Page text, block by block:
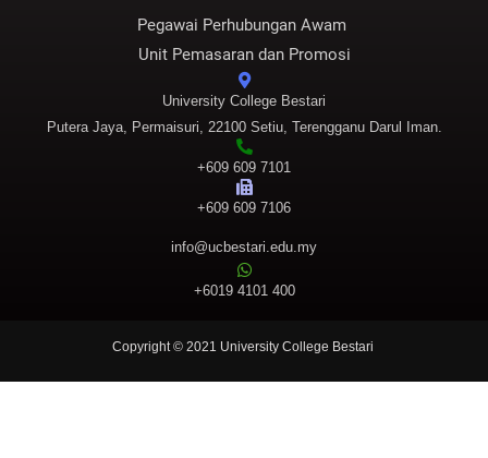
Pegawai Perhubungan Awam
Unit Pemasaran dan Promosi
University College Bestari
Putera Jaya, Permaisuri, 22100 Setiu, Terengganu Darul Iman.
+609 609 7101
+609 609 7106
info@ucbestari.edu.my
+6019 4101 400
Copyright © 2021 University College Bestari